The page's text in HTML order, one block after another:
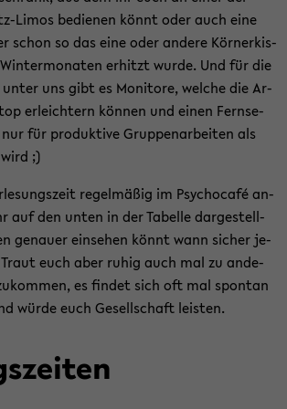
​Limos be­die­nen könnt oder auch eine
schon so das eine oder an­de­re Kör­ner­kis­
er­hitzt wurde. Und für die
uns gibt es Mo­ni­to­re, wel­che die Ar­
er­leich­tern kön­nen und einen Fern­se­
für pro­duk­ti­ve Grup­pen­ar­bei­ten als
;)
re­gel­mä­ßig im Psy­cho­café an­
auf den unten in der Ta­bel­le dar­ge­stell­
ge­nau­er ein­se­hen könnt wann si­cher je­
euch aber ruhig auch mal zu an­de­
es fin­det sich oft mal spon­tan
würde euch Ge­sell­schaft leis­ten.